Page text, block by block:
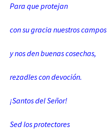
Para que protejan
con su gracia nuestros campos
y nos den buenas cosechas,
rezadles con devoción.
¡Santos del Señor!
Sed los protectores